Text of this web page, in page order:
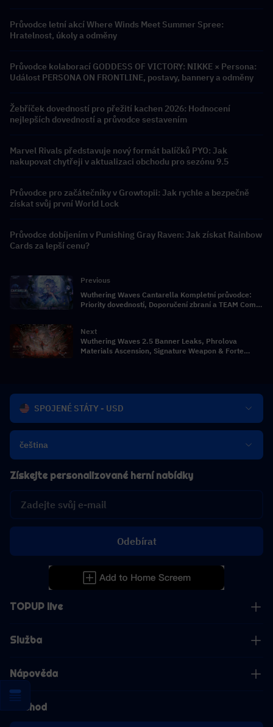
Průvodce letní akcí Where Winds Meet Summer Spree:
Hratelnost, úkoly a odměny
Průvodce kolaborací GODDESS OF VICTORY: NIKKE × Persona:
Událost PERSONA ON FRONTLINE, postavy, bannery a odměny
Žebříček dovedností pro přežití kachen 2026: Hodnocení
nejlepších dovedností a průvodce sestavením
Marvel Rivals představuje nový formát balíčků PYO: Jak
nakupovat chytřeji v aktualizaci obchodu pro sezónu 9.5
Průvodce pro začátečníky v Growtopii: Jak rychle a bezpečně
získat svůj první World Lock
Průvodce dobíjením v Punishing Gray Raven: Jak získat Rainbow
Cards za lepší cenu?
Previous
Wuthering Waves Cantarella Kompletní průvodce:
Priority dovedností, Doporučení zbraní a TEAM Comp
Next
Wuthering Waves 2.5 Banner Leaks, Phrolova
Materials Ascension, Signature Weapon & Forte
SPOJENÉ STÁTY - USD
čeština
TOPUP live
Služba
Nápověda
Obchod
Získejte personalizované herní nabídky
Odebírat